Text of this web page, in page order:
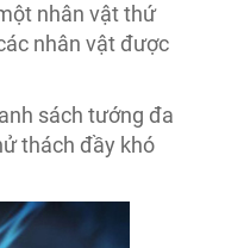
nhân vật thứ
nhân vật được
sách tướng đa
thách đầy khó